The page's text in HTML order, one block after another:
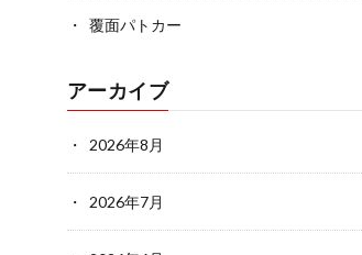
覆面パトカー
アーカイブ
2026年8月
2026年7月